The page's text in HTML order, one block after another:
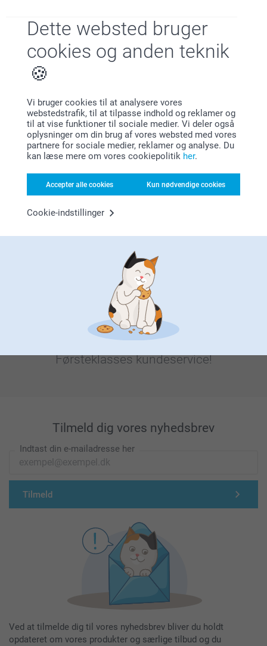
Dette websted bruger
cookies og anden teknik
Vi bruger cookies til at analysere vores
webstedstrafik, til at tilpasse indhold og reklamer og
til at vise funktioner til sociale medier. Vi deler også
oplysninger om din brug af vores websted med vores
partnere for sociale medier, reklamer og analyse. Du
kan læse mere om vores cookiepolitik her.
Accepter alle cookies Kun nødvendige cookies
Cookie-indstillinger
Tilfreds kunde garanti
Bonus på alle dine køb
Leder du efter inspiration?
Førsteklasses kundeservice!
Tilmeld dig vores nyhedsbrev
Indtast din e-mailadresse her
Tilmeld
Ved at tilmelde dig til vores nyhedsbrev bliver du holdt
opdateret om vores produkter og særlige tilbud og du